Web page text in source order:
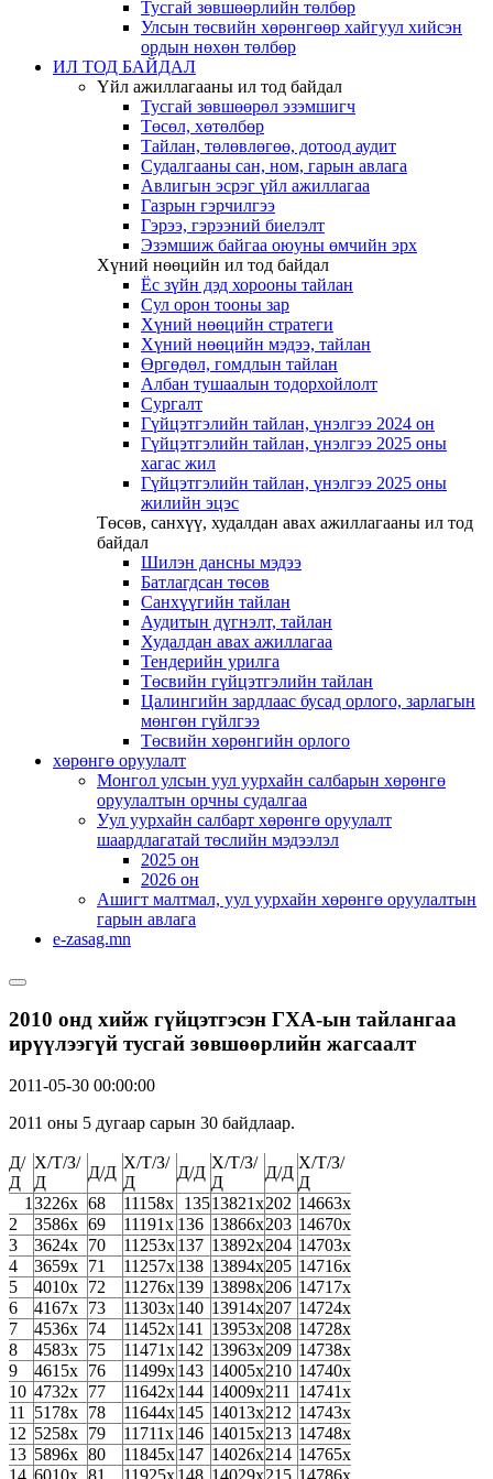
Тусгай зөвшөөрлийн төлбөр
Улсын төсвийн хөрөнгөөр хайгуул хийсэн
ордын нөхөн төлбөр
ИЛ ТОД БАЙДАЛ
Үйл ажиллагааны ил тод байдал
Тусгай зөвшөөрөл эзэмшигч
Төсөл, хөтөлбөр
Тайлан, төлөвлөгөө, дотоод аудит
Судалгааны сан, ном, гарын авлага
Авлигын эсрэг үйл ажиллагаа
Газрын гэрчилгээ
Гэрээ, гэрээний биелэлт
Эзэмшиж байгаа оюуны өмчийн эрх
Хүний нөөцийн ил тод байдал
Ёс зүйн дэд хорооны тайлан
Сул орон тооны зар
Хүний нөөцийн стратеги
Хүний нөөцийн мэдээ, тайлан
Өргөдөл, гомдлын тайлан
Албан тушаалын тодорхойлолт
Сургалт
Гүйцэтгэлийн тайлан, үнэлгээ 2024 он
Гүйцэтгэлийн тайлан, үнэлгээ 2025 оны
хагас жил
Гүйцэтгэлийн тайлан, үнэлгээ 2025 оны
жилийн эцэс
Төсөв, санхүү, худалдан авах ажиллагааны ил тод
байдал
Шилэн дансны мэдээ
Батлагдсан төсөв
Санхүүгийн тайлан
Аудитын дүгнэлт, тайлан
Худалдан авах ажиллагаа
Тендерийн урилга
Төсвийн гүйцэтгэлийн тайлан
Цалингийн зардлаас бусад орлого, зарлагын
мөнгөн гүйлгээ
Төсвийн хөрөнгийн орлого
хөрөнгө оруулалт
Монгол улсын уул уурхайн салбарын хөрөнгө
оруулалтын орчны судалгаа
Уул уурхайн салбарт хөрөнгө оруулалт
шаардлагатай төслийн мэдээлэл
2025 он
2026 он
Ашигт малтмал, уул уурхайн хөрөнгө оруулалтын
гарын авлага
e-zasag.mn
2010 онд хийж гүйцэтгэсэн ГХА-ын тайлангаа
ирүүлээгүй тусгай зөвшөөрлийн жагсаалт
2011-05-30 00:00:00
2011 оны 5 дугаар сарын 30 байдлаар.
Д/
Д
Х/Т/З/
Д
Д/Д
Х/Т/З/
Д
Д/Д
Х/Т/З/
Д
Д/Д
Х/Т/З/
Д
13226х 68 11158х 13513821х202 14663х
2
3586х 69 11191х 136 13866х203 14670х
3
3624х 70 11253х137 13892х204 14703х
4
3659х 71 11257х138 13894х205 14716х
5
4010х 72 11276х139 13898х206 14717х
6
4167х 73 11303х140 13914х207 14724х
7
4536х 74 11452х141 13953х208 14728х
8
4583х 75 11471х142 13963х209 14738х
9
4615х 76 11499х143 14005х210 14740х
10 4732х 77 11642х144 14009х211 14741х
11 5178х 78 11644х145 14013х212 14743х
12 5258х 79 11711х 146 14015х213 14748х
13 5896х 80 11845х147 14026х214 14765х